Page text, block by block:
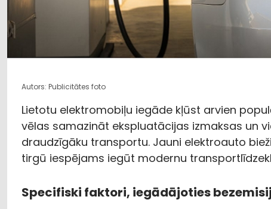
Autors: Publicitātes foto
Lietotu elektromobiļu iegāde kļūst arvien
vēlas samazināt ekspluatācijas izmaksas un
draudzīgāku transportu. Jauni elektroauto
tirgū iespējams iegūt modernu
Specifiski faktori, iegādājoties